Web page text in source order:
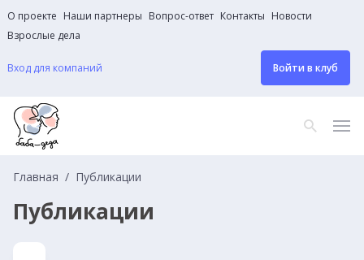
О проекте Наши партнеры Вопрос-ответ Контакты Новости
Взрослые дела
Вход для компаний Войти в клуб
Главная Публикации
Публикации